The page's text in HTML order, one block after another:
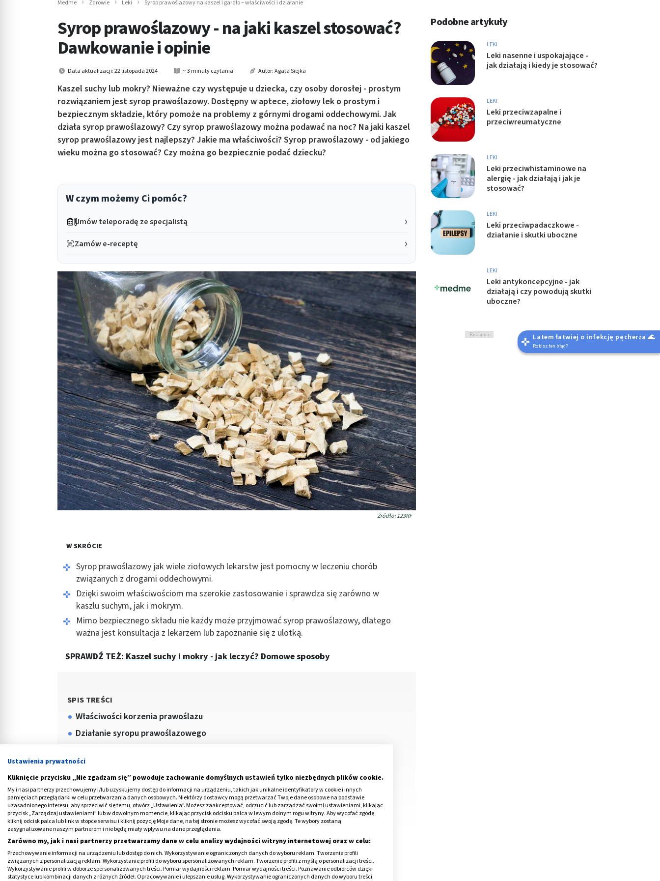
Medme Zdrowie Leki Syrop prawoślazowy na kaszel i gardło – właściwości i działanie
Syrop prawoślazowy - na jaki kaszel stosować?
Dawkowanie i opinie
Data aktualizacji: 22 listopada 2024 ~ 3 minuty czytania Autor:Agata Siejka
Kaszel suchy lub mokry? Nieważne czy występuje u dziecka, czy osoby dorosłej - prostym
rozwiązaniem jest syrop prawoślazowy. Dostępny w aptece, ziołowy lek o prostym i
bezpiecznym składzie, który pomoże na problemy z górnymi drogami oddechowymi. Jak
działa syrop prawoślazowy? Czy syrop prawoślazowy można podawać na noc? Na jaki kaszel
syrop prawoślazowy jest najlepszy? Jakie ma właściwości? Syrop prawoślazowy - od jakiego
wieku można go stosować? Czy można go bezpiecznie podać dziecku?
W czym możemy Ci pomóc?
Umów teleporadę ze specjalistą
Zamów e-receptę
Źródło: 123RF
W SKRÓCIE
Syrop prawoślazowy jak wiele ziołowych lekarstw jest pomocny w leczeniu chorób
związanych z drogami oddechowymi.
Dzięki swoim właściwościom ma szerokie zastosowanie i sprawdza się zarówno w
kaszlu suchym, jak i mokrym.
Mimo bezpiecznego składu nie każdy może przyjmować syrop prawoślazowy, dlatego
ważna jest konsultacja z lekarzem lub zapoznanie się z ulotką.
SPRAWDŹ TEŻ: Kaszel suchy i mokry - jak leczyć? Domowe sposoby
SPIS TREŚCI
Właściwości korzenia prawoślazu
Działanie syropu prawoślazowego
Syrop prawoślazowy dla dzieci
Dawkowanie syropu prawoślazowego
Medme poleca
Podobne artykuły
LEKI
Leki nasenne i uspokajające -
jak działają i kiedy je stosować?
LEKI
Leki przeciwzapalne i
przeciwreumatyczne
LEKI
Leki przeciwhistaminowe na
alergię - jak działają i jak je
stosować?
LEKI
Leki przeciwpadaczkowe -
działanie i skutki uboczne
LEKI
Leki antykoncepcyjne - jak
działają i czy powodują skutki
uboczne?
Reklama Latem łatwiej o infekcję pęcherza 🌊
Robisz ten błąd?
Ustawienia prywatności
Kliknięcie przycisku „Nie zgadzam się” powoduje zachowanie domyślnych ustawień tylko niezbędnych plików cookie.
My i nasi partnerzy przechowujemy i/lub uzyskujemy dostęp do informacji na urządzeniu, takich jak unikalne identyfikatory w cookie i innych
pamięciach przeglądarki w celu przetwarzania danych osobowych. Niektórzy dostawcy mogą przetwarzać Twoje dane osobowe na podstawie
uzasadnionego interesu, aby sprzeciwić się temu, otwórz „Ustawienia”. Możesz zaakceptować, odrzucić lub zarządzać swoimi ustawieniami, klikając
przycisk „Zarządzaj ustawieniami” lub w dowolnym momencie, klikając przycisk odcisku palca w lewym dolnym rogu witryny. Aby wycofać zgodę
kliknij odcisk palca lub link w stopce serwisu i kliknij pozycję Moje dane, na tej stronie możesz wycofać swoją zgodę. Te wybory zostaną
zasygnalizowane naszym partnerom i nie będą miały wpływu na dane przeglądania.
Zarówno my, jak i nasi partnerzy przetwarzamy dane w celu analizy wydajności witryny internetowej oraz w celu:
Przechowywanie informacji na urządzeniu lub dostęp do nich. Wykorzystywanie ograniczonych danych do wyboru reklam. Tworzenie profili
związanych z personalizacją reklam. Wykorzystanie profili do wyboru spersonalizowanych reklam. Tworzenie profili z myślą o personalizacji treści.
Wykorzystywanie profili w doborze spersonalizowanych treści. Pomiar wydajności reklam. Pomiar wydajności treści. Poznawanie odbiorców dzięki
statystyce lub kombinacji danych z różnych źródeł. Opracowywanie i ulepszanie usług. Wykorzystywanie ograniczonych danych do wyboru treści.